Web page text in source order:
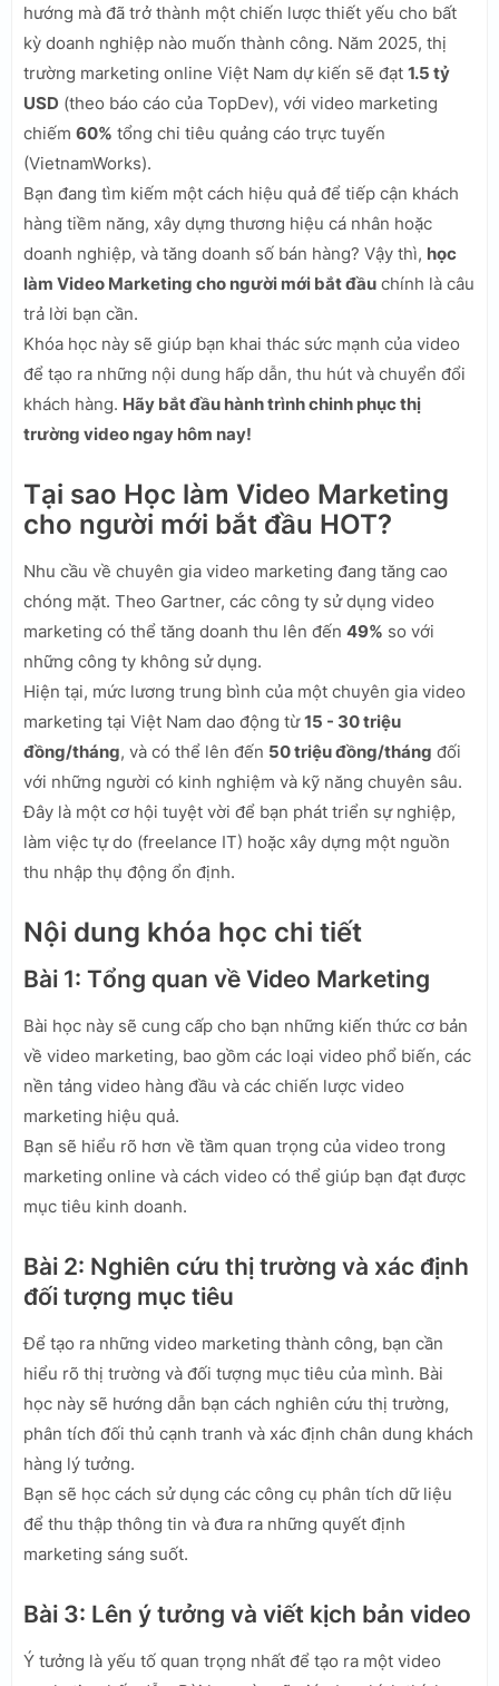
hướng mà đã trở thành một chiến lược thiết yếu cho bất
kỳ doanh nghiệp nào muốn thành công. Năm 2025, thị
trường marketing online Việt Nam dự kiến sẽ đạt 1.5 tỷ
USD (theo báo cáo của TopDev), với video marketing
chiếm 60% tổng chi tiêu quảng cáo trực tuyến
(VietnamWorks).
Bạn đang tìm kiếm một cách hiệu quả để tiếp cận khách
hàng tiềm năng, xây dựng thương hiệu cá nhân hoặc
doanh nghiệp, và tăng doanh số bán hàng? Vậy thì, học
làm Video Marketing cho người mới bắt đầu chính là câu
trả lời bạn cần.
Khóa học này sẽ giúp bạn khai thác sức mạnh của video
để tạo ra những nội dung hấp dẫn, thu hút và chuyển đổi
khách hàng. Hãy bắt đầu hành trình chinh phục thị
trường video ngay hôm nay!
Tại sao Học làm Video Marketing
cho người mới bắt đầu HOT?
Nhu cầu về chuyên gia video marketing đang tăng cao
chóng mặt. Theo Gartner, các công ty sử dụng video
marketing có thể tăng doanh thu lên đến 49% so với
những công ty không sử dụng.
Hiện tại, mức lương trung bình của một chuyên gia video
marketing tại Việt Nam dao động từ15 - 30 triệu
đồng/tháng, và có thể lên đến 50 triệu đồng/tháng đối
với những người có kinh nghiệm và kỹ năng chuyên sâu.
Đây là một cơ hội tuyệt vời để bạn phát triển sự nghiệp,
làm việc tự do (freelance IT) hoặc xây dựng một nguồn
thu nhập thụ động ổn định.
Nội dung khóa học chi tiết
Bài 1: Tổng quan về Video Marketing
Bài học này sẽ cung cấp cho bạn những kiến thức cơ bản
về video marketing, bao gồm các loại video phổ biến, các
nền tảng video hàng đầu và các chiến lược video
marketing hiệu quả.
Bạn sẽ hiểu rõ hơn về tầm quan trọng của video trong
marketing online và cách video có thể giúp bạn đạt được
mục tiêu kinh doanh.
Bài 2: Nghiên cứu thị trường và xác định
đối tượng mục tiêu
Để tạo ra những video marketing thành công, bạn cần
hiểu rõ thị trường và đối tượng mục tiêu của mình. Bài
học này sẽ hướng dẫn bạn cách nghiên cứu thị trường,
phân tích đối thủ cạnh tranh và xác định chân dung khách
hàng lý tưởng.
Bạn sẽ học cách sử dụng các công cụ phân tích dữ liệu
để thu thập thông tin và đưa ra những quyết định
marketing sáng suốt.
Bài 3: Lên ý tưởng và viết kịch bản video
Ý tưởng là yếu tố quan trọng nhất để tạo ra một video